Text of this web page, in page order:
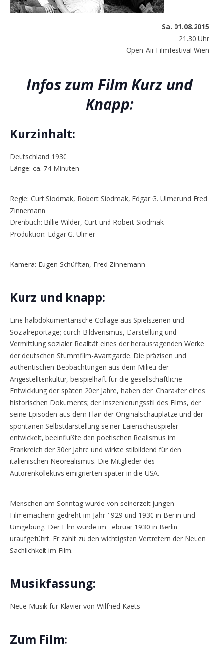
Sa. 01.08.2015
21.30 Uhr
Open-Air Filmfestival Wien
Infos zum Film Kurz und
Knapp:
Kurzinhalt:
Deutschland 1930
Länge: ca. 74 Minuten
Regie: Curt Siodmak, Robert Siodmak, Edgar G. Ulmerund Fred
Zinnemann
Drehbuch: Billie Wilder, Curt und Robert Siodmak
Produktion: Edgar G. Ulmer
Kamera: Eugen Schüfftan, Fred Zinnemann
Kurz und knapp:
Eine halbdokumentarische Collage aus Spielszenen und
Sozialreportage; durch Bildverismus, Darstellung und
Vermittlung sozialer Realität eines der herausragenden Werke
der deutschen Stummfilm-Avantgarde. Die präzisen und
authentischen Beobachtungen aus dem Milieu der
Angestelltenkultur, beispielhaft für die gesellschaftliche
Entwicklung der späten 20er Jahre, haben den Charakter eines
historischen Dokuments; der Inszenierungsstil des Films, der
seine Episoden aus dem Flair der Originalschauplätze und der
spontanen Selbstdarstellung seiner Laienschauspieler
entwickelt, beeinflußte den poetischen Realismus im
Frankreich der 30er Jahre und wirkte stilbildend für den
italienischen Neorealismus. Die Mitglieder des
Autorenkollektivs emigrierten später in die USA.
Menschen am Sonntag wurde von seinerzeit jungen
Filmemachern gedreht im Jahr 1929 und 1930 in Berlin und
Umgebung. Der Film wurde im Februar 1930 in Berlin
uraufgeführt. Er zählt zu den wichtigsten Vertretern der Neuen
Sachlichkeit im Film.
Musikfassung:
Neue Musik für Klavier von Wilfried Kaets
Zum Film: